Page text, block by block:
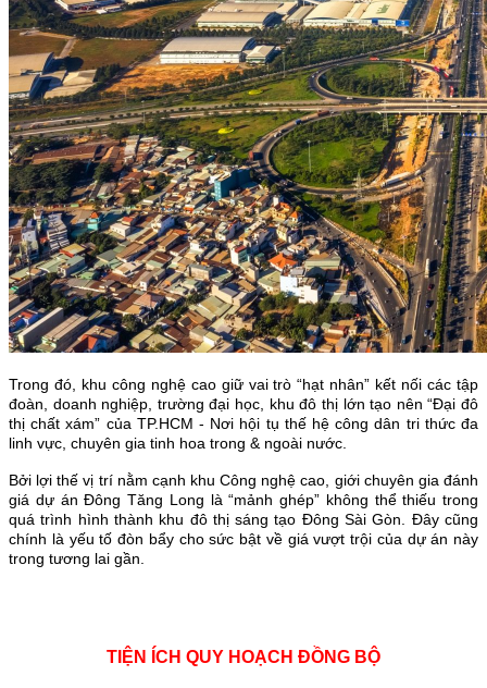
Trong đó, khu công nghệ cao giữ vai trò “hạt nhân” kết nối các tập
đoàn, doanh nghiệp, trường đại học, khu đô thị lớn tạo nên “Đại đô
thị chất xám” của TP.HCM - Nơi hội tụ thế hệ công dân tri thức đa
linh vực, chuyên gia tinh hoa trong & ngoài nước.
Bởi lợi thế vị trí nằm cạnh khu Công nghệ cao, giới chuyên gia đánh
giá dự án Đông Tăng Long là “mảnh ghép” không thể thiếu trong
quá trình hình thành khu đô thị sáng tạo Đông Sài Gòn. Đây cũng
chính là yếu tố đòn bẩy cho sức bật về giá vượt trội của dự án này
trong tương lai gần.
TIỆN ÍCH QUY HOẠCH ĐỒNG BỘ